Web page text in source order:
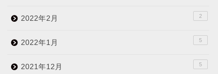
2022年2月 2
2022年1月 5
2021年12月 5